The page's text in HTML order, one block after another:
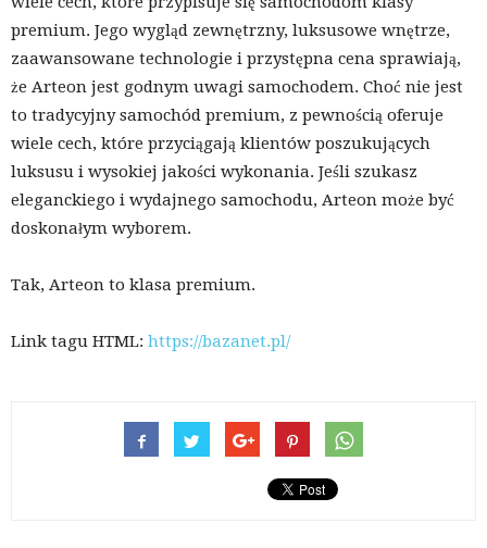
premium. Jego wygląd zewnętrzny, luksusowe wnętrze,
zaawansowane technologie i przystępna cena sprawiają,
że Arteon jest godnym uwagi samochodem. Choć nie jest
to tradycyjny samochód premium, z pewnością oferuje
wiele cech, które przyciągają klientów poszukujących
luksusu i wysokiej jakości wykonania. Jeśli szukasz
eleganckiego i wydajnego samochodu, Arteon może być
doskonałym wyborem.
Tak, Arteon to klasa premium.
Link tagu HTML: https://bazanet.pl/